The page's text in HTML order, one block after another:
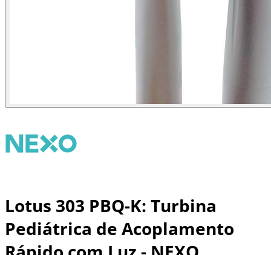
Lotus 303 PBQ-K: Turbina
Pediátrica de Acoplamento